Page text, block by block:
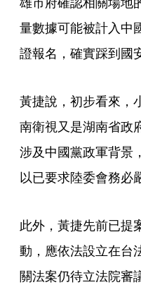
量數據可能被計入中
證報名，確實踩到國
黃捷說，初步看來，
南衛視又是湖南省政
涉及中國黨政軍背景
以已要求陸委會務必
此外，黃捷先前已提
動，應依法設立在台
關法案仍待立法院審